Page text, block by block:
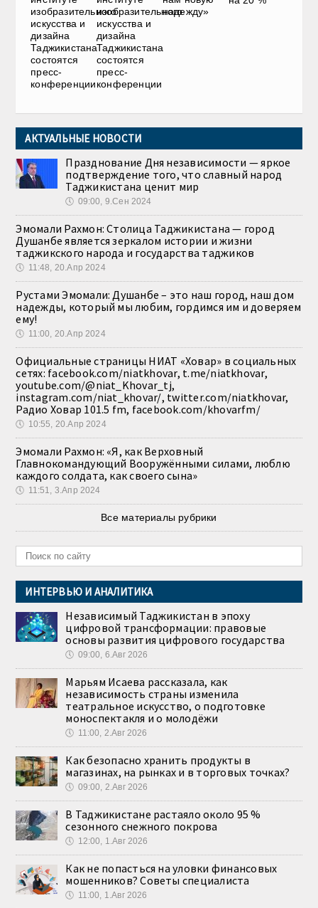
изобразительного
искусства и
дизайна
Таджикистана
состоятся
пресс-
конференции
изобразительного
искусства и
дизайна
Таджикистана
состоятся
пресс-
конференции
надежду»
АКТУАЛЬНЫЕ НОВОСТИ
Празднование Дня независимости — яркое
подтверждение того, что славный народ
Таджикистана ценит мир
🕔 09:00, 9.Сен 2024
Эмомали Рахмон: Столица Таджикистана — город
Душанбе является зеркалом истории и жизни
таджикского народа и государства таджиков
🕔 11:48, 20.Апр 2024
Рустами Эмомали: Душанбе – это наш город, наш дом
надежды, который мы любим, гордимся им и доверяем
ему!
🕔 11:00, 20.Апр 2024
Официальные страницы НИАТ «Ховар» в социальных
сетях: facebook.com/niatkhovar, t.me/niatkhovar,
youtube.com/@niat_Khovar_tj,
instagram.com/niat_khovar/, twitter.com/niatkhovar,
Радио Ховар 101.5 fm, facebook.com/khovarfm/
🕔 10:55, 20.Апр 2024
Эмомали Рахмон: «Я, как Верховный
Главнокомандующий Вооружёнными силами, люблю
каждого солдата, как своего сына»
🕔 11:51, 3.Апр 2024
Все материалы рубрики
ИНТЕРВЬЮ И АНАЛИТИКА
Независимый Таджикистан в эпоху
цифровой трансформации: правовые
основы развития цифрового государства
🕔 09:00, 6.Авг 2026
Марьям Исаева рассказала, как
независимость страны изменила
театральное искусство, о подготовке
моноспектакля и о молодёжи
🕔 11:00, 2.Авг 2026
Как безопасно хранить продукты в
магазинах, на рынках и в торговых точках?
🕔 09:00, 2.Авг 2026
В Таджикистане растаяло около 95 %
сезонного снежного покрова
🕔 12:00, 1.Авг 2026
Как не попасться на уловки финансовых
мошенников? Советы специалиста
🕔 11:00, 1.Авг 2026